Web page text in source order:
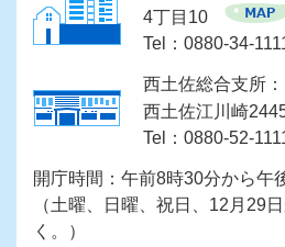
4丁目10
Tel：0880-34-
西土佐総合支所
西土佐江川崎
Tel：0880-52-
開庁時間：午前8時30分から午
（土曜、日曜、祝日、12月29
く。）